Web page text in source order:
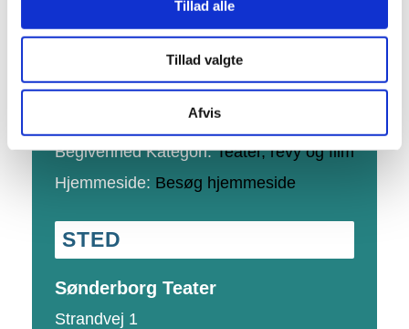
Tillad alle
Tillad valgte
Afvis
Serie:
Sønderborg Sommer Revy Show
2026
269 Kr – 579 Kr
Begivenhed Kategori: Teater, revy og film
Hjemmeside: Besøg hjemmeside
STED
Sønderborg Teater
Strandvej 1